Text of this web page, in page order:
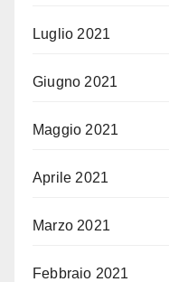
Luglio 2021
Giugno 2021
Maggio 2021
Aprile 2021
Marzo 2021
Febbraio 2021